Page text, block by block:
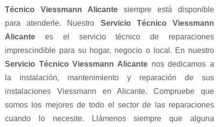
Técnico Viessmann Alicante siempre está disponible
para atenderle. Nuestro Servicio Técnico Viessmann
Alicante es el servicio técnico de reparaciones
imprescindible para su hogar, negocio o local. En nuestro
Servicio Técnico Viessmann Alicante nos dedicamos a
la instalación, mantenimiento y reparación de sus
instalaciones Viessmann en Alicante. Compruebe que
somos los mejores de todo el sector de las reparaciones
cuando lo necesite. Llámenos siempre que alguna